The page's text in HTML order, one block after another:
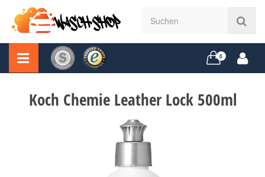
0
Koch Chemie Leather Lock 500ml